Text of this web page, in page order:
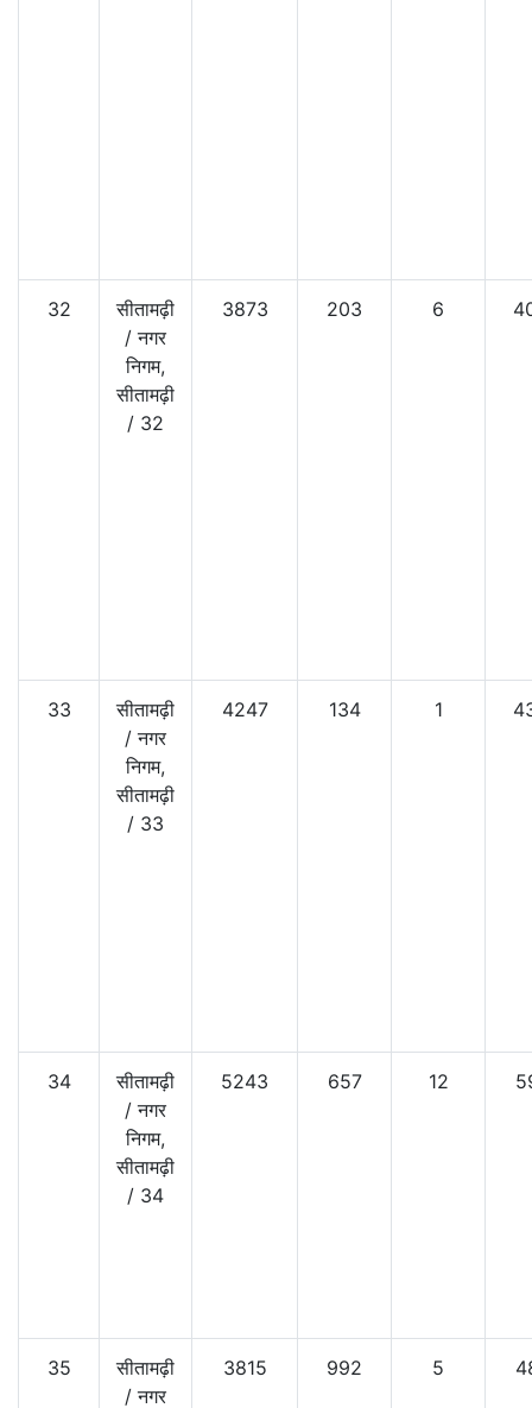
32
सीतामढ़ी
/नगर
निगम,
सीतामढ़ी
/ 32
3873 203 6
33
सीतामढ़ी
/नगर
निगम,
सीतामढ़ी
/ 33
4247 134 1
34
सीतामढ़ी
/नगर
निगम,
सीतामढ़ी
/ 34
5243 657 12
35
सीतामढ़ी
/नगर
3815 992 5